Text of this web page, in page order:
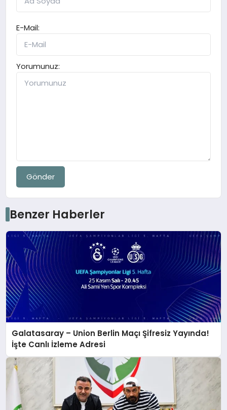
E-Mail:
Yorumunuz:
Gönder
Benzer Haberler
Galatasaray – Union Berlin Maçı Şifresiz Yayında!
İşte Canlı İzleme Adresi